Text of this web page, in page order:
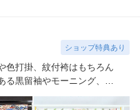
ショップ特典あり
色打掛、紋付袴はもちろん
る黒留袖やモーニング、ま
友人の参列衣装である振袖